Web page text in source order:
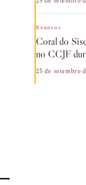
Eventos
Coral do
no CCJF
25 de setembro